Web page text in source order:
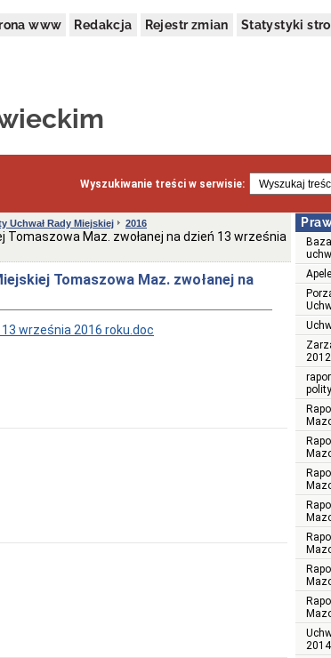
www Redakcja Rejestr zmian Statystyki
Wyszukiwanie treści w serwisie:
Uchwał Rady Miejskiej 2016
Tomaszowa Maz. zwołanej na dzień 13 września
Tomaszowa Maz. zwołanej na
września 2016 roku.doc
2012
2014